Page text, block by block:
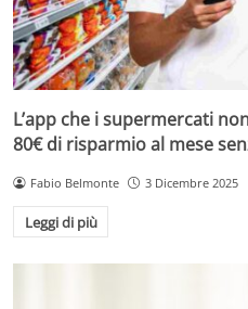
L’app che i supermercati
80€ di risparmio al mese
Fabio Belmonte 3 Dicembre 2025
Leggi di più